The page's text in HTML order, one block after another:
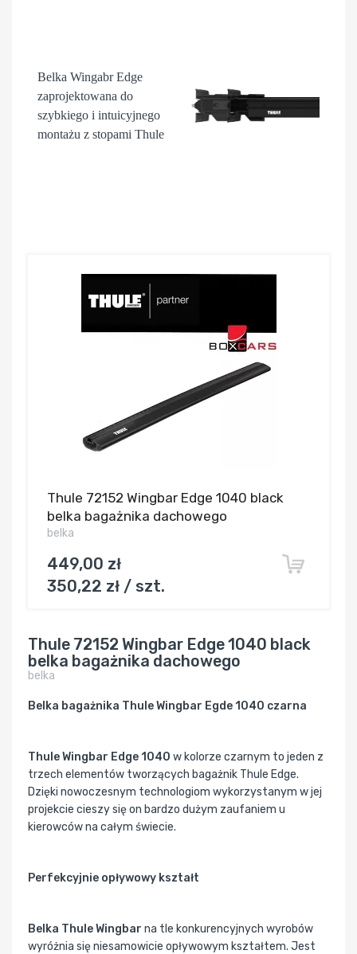
Belka Wingabr Edge
zaprojektowana do
szybkiego i intuicyjnego
montażu z stopami Thule
Thule 72152 Wingbar Edge 1040 black
belka bagażnika dachowego
belka
449,00 zł
350,22 zł / szt.
Thule 72152 Wingbar Edge 1040 black
belka bagażnika dachowego
belka
Belka bagażnika Thule Wingbar Egde 1040 czarna
Thule Wingbar Edge 1040 w kolorze czarnym to jeden z
trzech elementów tworzących bagażnik Thule Edge.
Dzięki nowoczesnym technologiom wykorzystanym w jej
projekcie cieszy się on bardzo dużym zaufaniem u
kierowców na całym świecie.
Perfekcyjnie opływowy kształt
Belka Thule Wingbar na tle konkurencyjnych wyrobów
wyróżnia się niesamowicie opływowym kształtem. Jest